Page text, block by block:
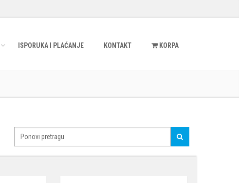
ISPORUKA I PLAĆANJE KONTAKT KORPA